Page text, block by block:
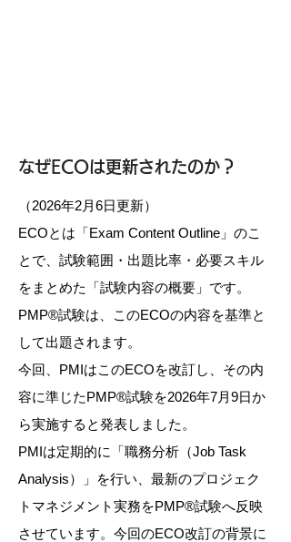
なぜECOは更新されたのか？
（2026年2月6日更新）
ECOとは「Exam Content Outline」のこ
とで、試験範囲・出題比率・必要スキル
をまとめた「試験内容の概要」です。
PMP®試験は、このECOの内容を基準と
して出題されます。
今回、PMIはこのECOを改訂し、その内
容に準じたPMP®試験を2026年7月9日か
ら実施すると発表しました。
PMIは定期的に「職務分析（Job Task
Analysis）」を行い、最新のプロジェク
トマネジメント実務をPMP®試験へ反映
させています。今回のECO改訂の背景に